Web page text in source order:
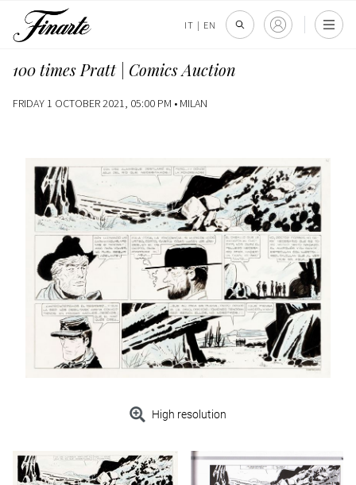
IT | EN
100 times Pratt | Comics Auction
FRIDAY 1 OCTOBER 2021, 05:00 PM • MILAN
High resolution